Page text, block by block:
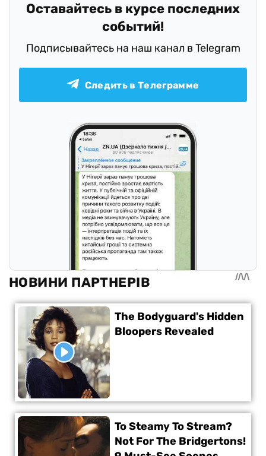
Оставайтесь в курсе последних
событий!
Подписывайтесь на наш канал в Telegram
Следить в Телеграмме